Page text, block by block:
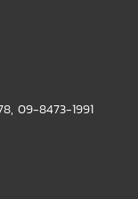
09-8473-1991